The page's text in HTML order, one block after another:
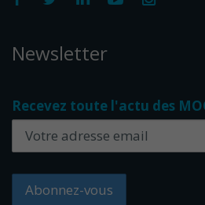
Newsletter
Recevez toute l'actu des